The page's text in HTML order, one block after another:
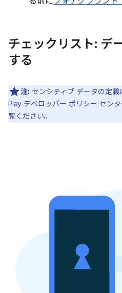
チェックリスト: デ
する
注: センシティブ データの定
Play デベロッパー ポリシー センタ
覧ください。